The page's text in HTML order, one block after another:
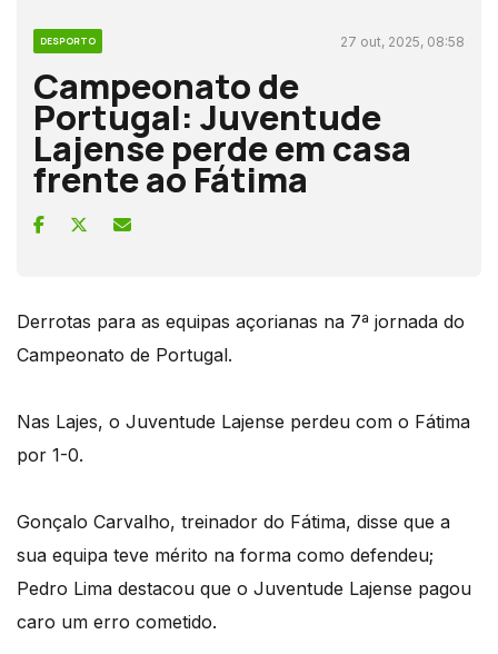
DESPORTO 27 out, 2025, 08:58
Campeonato de
Portugal: Juventude
Lajense perde em casa
frente ao Fátima
Derrotas para as equipas açorianas na 7ª jornada do
Campeonato de Portugal.
Nas Lajes, o Juventude Lajense perdeu com o Fátima
por 1-0.
Gonçalo Carvalho, treinador do Fátima, disse que a
sua equipa teve mérito na forma como defendeu;
Pedro Lima destacou que o Juventude Lajense pagou
caro um erro cometido.